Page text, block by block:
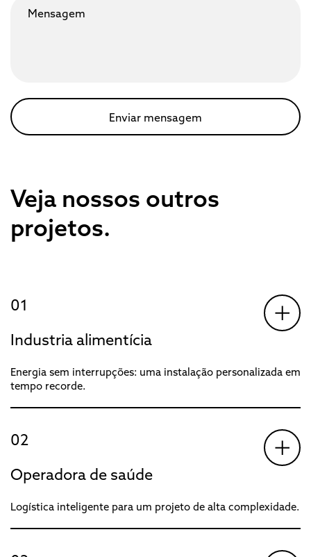
Veja nossos outros
projetos.
01
Industria alimentícia
Energia sem interrupções: uma instalação personalizada em
tempo recorde.
02
Operadora de saúde
Logística inteligente para um projeto de alta complexidade.